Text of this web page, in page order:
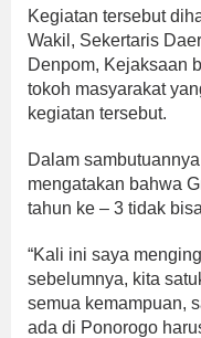
Kegiatan tersebut
Wakil, Sekertaris
Denpom, Kejaksaan
tokoh masyarakat
kegiatan tersebut.
Dalam
mengatakan bahwa
tahun ke – 3 tidak
“Kali ini saya
sebelumnya, kita
semua kemampuan,
ada di Ponorogo